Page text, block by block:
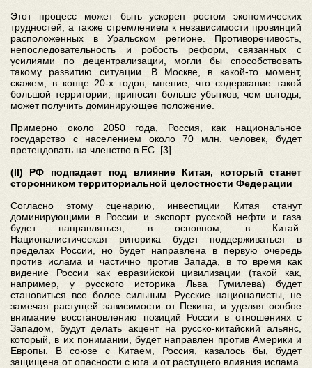
Этот процесс может быть ускорен ростом экономических
трудностей, а также стремлением к независимости провинций
расположенных в Уральском регионе. Противоречивость,
непоследовательность и робость реформ, связанных с
усилиями по децентрализации, могли бы способствовать
такому развитию ситуации. В Москве, в какой-то момент,
скажем, в конце 20-х годов, мнение, что содержание такой
большой территории, приносит больше убытков, чем выгоды,
может получить доминирующее положение.
Примерно около 2050 года, Россия, как национальное
государство с населением около 70 млн. человек, будет
претендовать на членство в ЕС. [3]
(II) РФ подпадает под влияние Китая, который станет
сторонником территориальной целостности Федерации
Согласно этому сценарию, инвестиции Китая станут
доминирующими в России и экспорт русской нефти и газа
будет направляться, в основном, в Китай.
Националистическая риторика будет поддерживаться в
пределах России, но будет направлена в первую очередь
против ислама и частично против Запада, в то время как
видение России как евразийской цивилизации (такой как,
например, у русского историка Льва Гумилева) будет
становиться все более сильным. Русские националисты, не
замечая растущей зависимости от Пекина, и уделяя особое
внимание восстановлению позиций России в отношениях с
Западом, будут делать акцент на русско-китайский альянс,
который, в их понимании, будет направлен против Америки и
Европы. В союзе с Китаем, Россия, казалось бы, будет
защищена от опасности с юга и от растущего влияния ислама.